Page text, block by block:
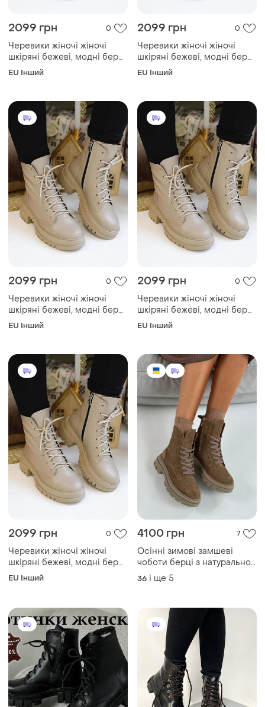
2099 грн 0
Черевики жіночі жіночі
шкіряні бежеві, модні берці
осінні шкіра черевики
EU Інший
2099 грн 0
Черевики жіночі жіночі
шкіряні бежеві, модні берці
осінні шкіра черевики
EU Інший
2099 грн 0
Черевики жіночі жіночі
шкіряні бежеві, модні берці
осінні шкіра черевики
EU Інший
2099 грн 0
Черевики жіночі жіночі
шкіряні бежеві, модні берці
осінні шкіра черевики
EU Інший
2099 грн 0
Черевики жіночі жіночі
шкіряні бежеві, модні берці
осінні шкіра черевики
EU Інший
4100 грн 7
Осінні зимові замшеві
чоботи берці з натуральної
замші черевики зі світлої
замші замш на байці хутрі
36 і ще 5